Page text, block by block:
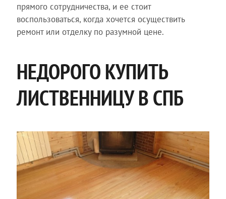
прямого сотрудничества, и ее стоит
воспользоваться, когда хочется осуществить
ремонт или отделку по разумной цене.
НЕДОРОГО КУПИТЬ
ЛИСТВЕННИЦУ В СПБ